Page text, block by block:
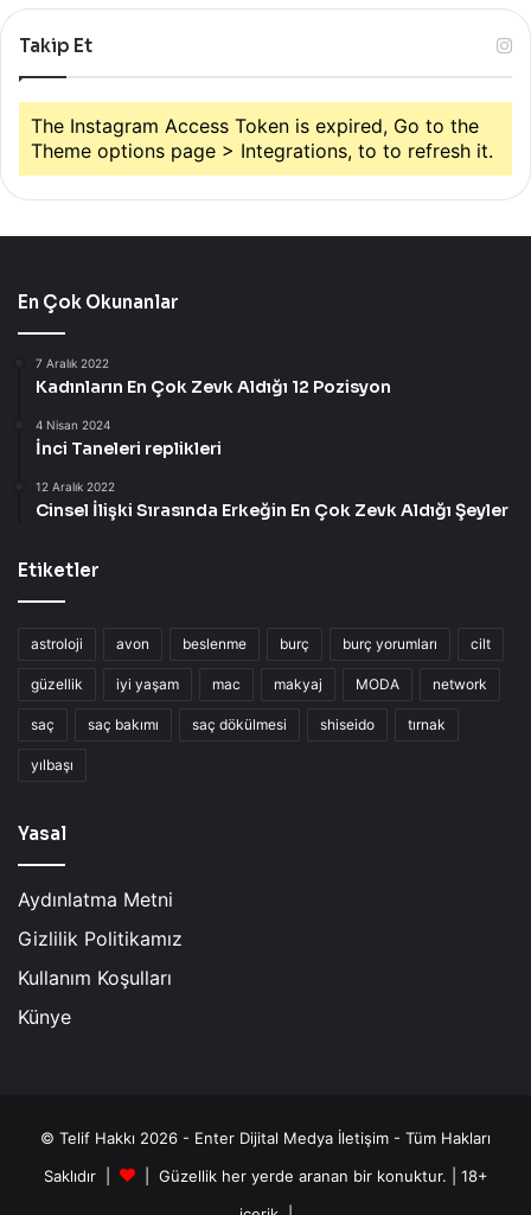
Takip Et
The Instagram Access Token is expired, Go to the
Theme options page > Integrations, to to refresh it.
En Çok Okunanlar
7 Aralık 2022
Kadınların En Çok Zevk Aldığı 12 Pozisyon
4 Nisan 2024
İnci Taneleri replikleri
12 Aralık 2022
Cinsel İlişki Sırasında Erkeğin En Çok Zevk Aldığı Şeyler
Etiketler
astroloji avon beslenme burç burç yorumları cilt
güzellik iyi yaşam mac makyaj MODA network
saç saç bakımı saç dökülmesi shiseido tırnak
yılbaşı
Yasal
Aydınlatma Metni
Gizlilik Politikamız
Kullanım Koşulları
Künye
© Telif Hakkı 2026 - Enter Dijital Medya İletişim - Tüm Hakları
Saklıdır |
| Güzellik her yerde aranan bir konuktur. | 18+